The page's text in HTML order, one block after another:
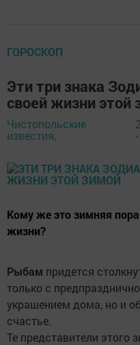
ГОРОСКОП
Эти три знака
своей жизни этой
Чистопольские
известия,
Кому же это зимняя пора
жизни?
Рыбам придется
только с
украшением дома, но и
счастье.
Те представители этого